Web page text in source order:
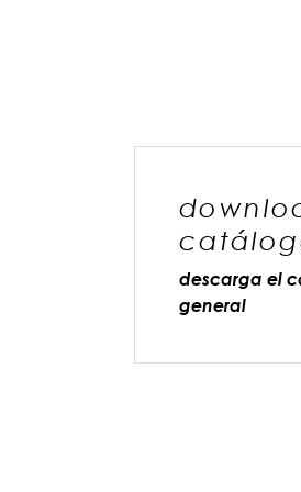
descarga el
general